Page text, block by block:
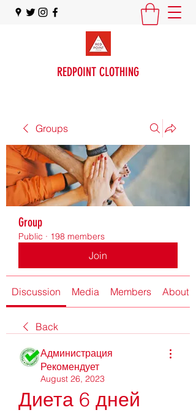
REDPOINT CLOTHING
Groups
Group
Public · 198 members
Join
Discussion Media Members About
Back
Администрация
Рекомендует
August 26, 2023
Диета 6 дней